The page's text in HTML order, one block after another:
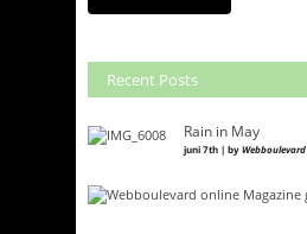
Recent Posts
Rain in May
juni 7th | byWebboulevard